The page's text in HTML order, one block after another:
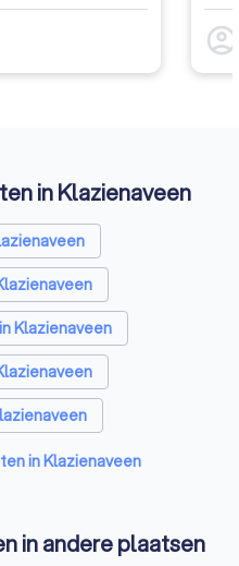
account_circle
in Klazienaveen
Klazienaveen
Klazienaveen
in Klazienaveen
in andere plaatsen